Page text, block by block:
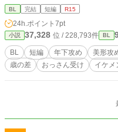
事情から、魔法学校の城から一歩
すまで、全力求婚は止まらない！
師）
BL 完結 短編 R15
24h.ポイント 7pt
小説 37,328 位 / 228,793件 BL
BL 短編 年下攻め 美形攻
歳の差
おっさん受け イケメ